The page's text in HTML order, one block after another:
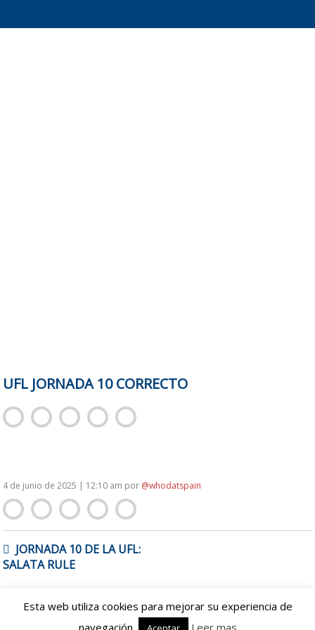
UFL JORNADA 10 CORRECTO
4 de junio de 2025 | 12:10 am por @whodatspain
DE
ENTRADAS
JORNADA 10 DE LA UFL:
SALATA RULE
Proudly powered by WordPress |Theme: spanishbowl by
Esta web utiliza cookies para mejorar su experiencia de
navegación.
Leer mas